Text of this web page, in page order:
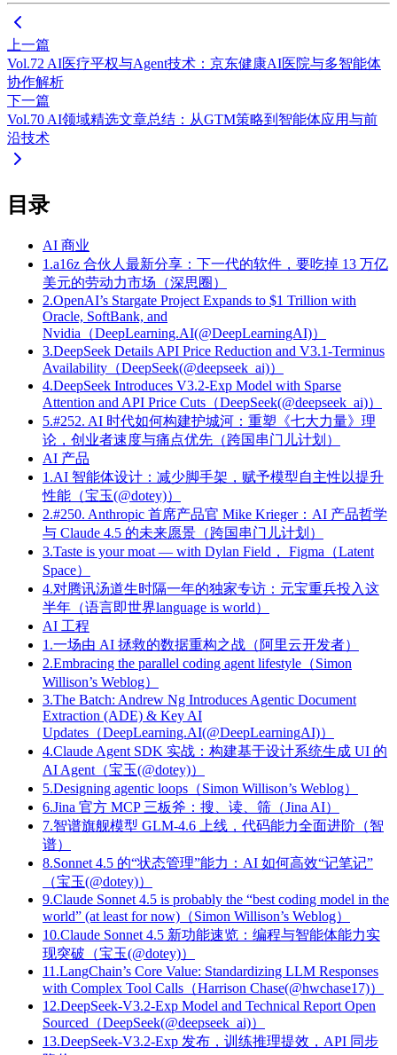
上一篇
Vol.72 AI医疗平权与Agent技术：京东健康AI医院与多智能体
协作解析
下一篇
Vol.70 AI领域精选文章总结：从GTM策略到智能体应用与前
沿技术
目录
AI 商业
1.a16z 合伙人最新分享：下一代的软件，要吃掉 13 万亿
美元的劳动力市场（深思圈）
2.OpenAI’s Stargate Project Expands to $1 Trillion with
Oracle, SoftBank, and
Nvidia（DeepLearning.AI(@DeepLearningAI)）
3.DeepSeek Details API Price Reduction and V3.1-Terminus
Availability（DeepSeek(@deepseek_ai)）
4.DeepSeek Introduces V3.2-Exp Model with Sparse
Attention and API Price Cuts（DeepSeek(@deepseek_ai)）
5.#252. AI 时代如何构建护城河：重塑《七大力量》理
论，创业者速度与痛点优先（跨国串门儿计划）
AI 产品
1.AI 智能体设计：减少脚手架，赋予模型自主性以提升
性能（宝玉(@dotey)）
2.#250. Anthropic 首席产品官 Mike Krieger：AI 产品哲学
与 Claude 4.5 的未来愿景（跨国串门儿计划）
3.Taste is your moat — with Dylan Field， Figma（Latent
Space）
4.对腾讯汤道生时隔一年的独家专访：元宝重兵投入这
半年（语言即世界language is world）
AI 工程
1.一场由 AI 拯救的数据重构之战（阿里云开发者）
2.Embracing the parallel coding agent lifestyle（Simon
Willison’s Weblog）
3.The Batch: Andrew Ng Introduces Agentic Document
Extraction (ADE) & Key AI
Updates（DeepLearning.AI(@DeepLearningAI)）
4.Claude Agent SDK 实战：构建基于设计系统生成 UI 的
AI Agent（宝玉(@dotey)）
5.Designing agentic loops（Simon Willison’s Weblog）
6.Jina 官方 MCP 三板斧：搜、读、筛（Jina AI）
7.智谱旗舰模型 GLM-4.6 上线，代码能力全面进阶（智
谱）
8.Sonnet 4.5 的“状态管理”能力：AI 如何高效“记笔记”
（宝玉(@dotey)）
9.Claude Sonnet 4.5 is probably the “best coding model in the
world” (at least for now)（Simon Willison’s Weblog）
10.Claude Sonnet 4.5 新功能速览：编程与智能体能力实
现突破（宝玉(@dotey)）
11.LangChain’s Core Value: Standardizing LLM Responses
with Complex Tool Calls（Harrison Chase(@hwchase17)）
12.DeepSeek-V3.2-Exp Model and Technical Report Open
Sourced（DeepSeek(@deepseek_ai)）
13.DeepSeek-V3.2-Exp 发布，训练推理提效，API 同步